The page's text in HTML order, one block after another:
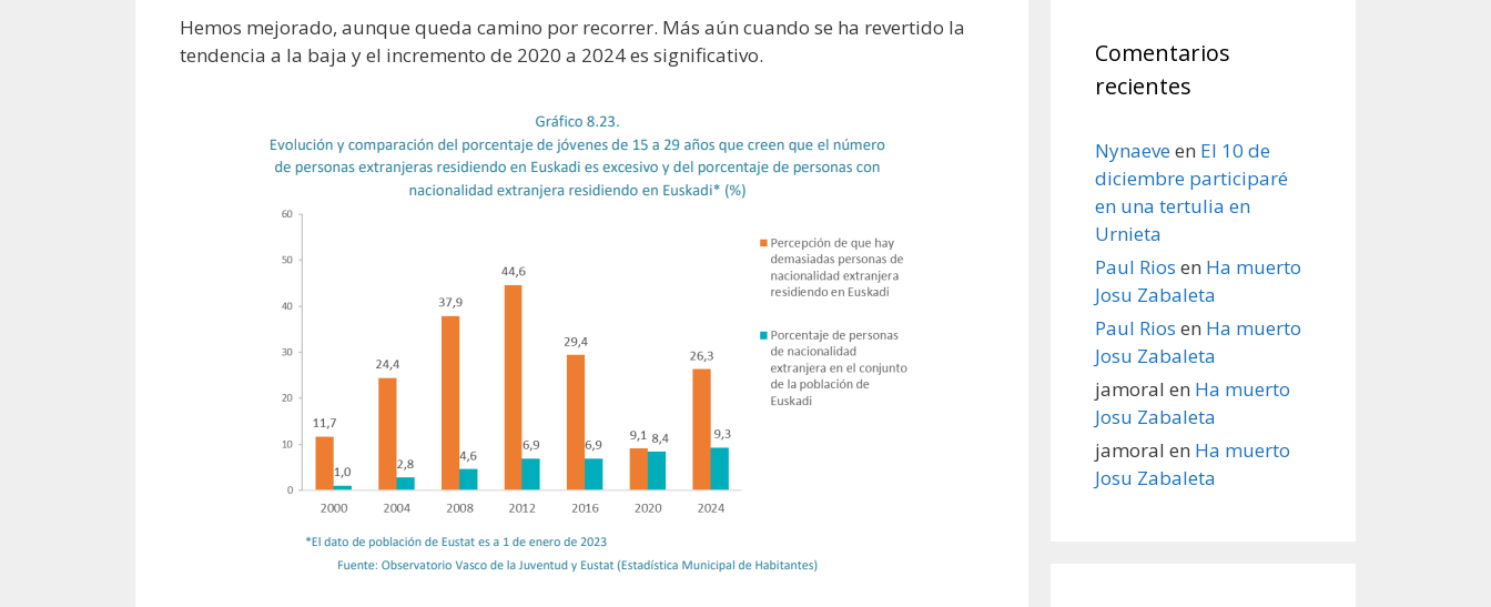
Hemos mejorado, aunque queda camino por recorrer. Más aún cuando se ha revertido la
tendencia a la baja y el incremento de 2020 a 2024 es significativo.
Comentarios
recientes
Nynaeveen El 10 de
diciembre participaré
en una tertulia en
Urnieta
Paul Rios en Ha muerto
Josu Zabaleta
Paul Rios en Ha muerto
Josu Zabaleta
jamoral en Ha muerto
Josu Zabaleta
jamoral en Ha muerto
Josu Zabaleta